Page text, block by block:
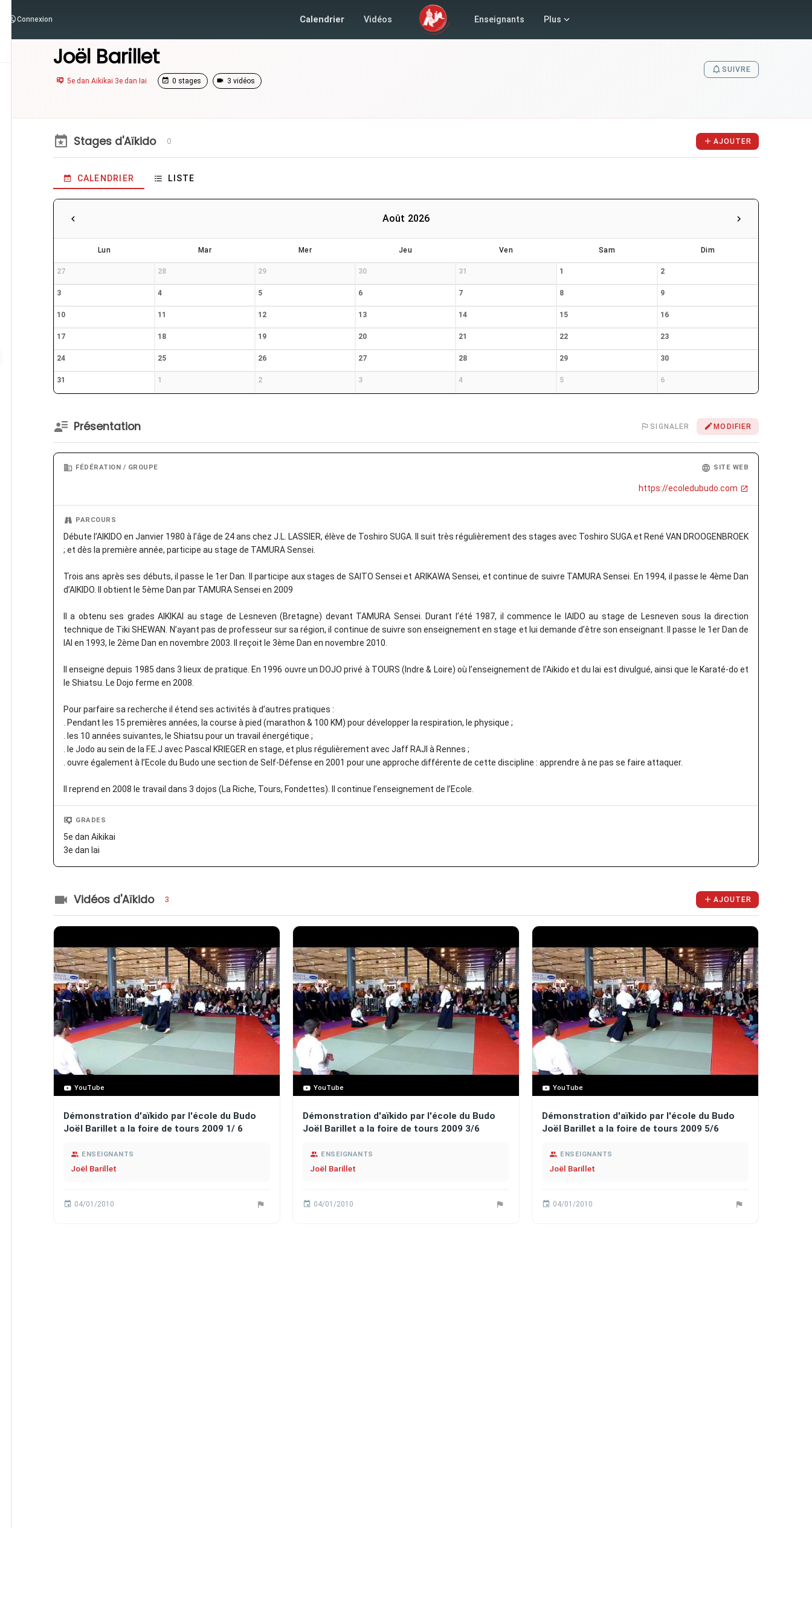
Connexion Calendrier Vidéos Enseignants Plus
Joël Barillet
5e dan Aikikai 3e dan Iai 0 stages 3 vidéos
SUIVRE
Stages d'Aïkido 0 AJOUTER
CALENDRIER LISTE
Août 2026
Lun Mar Mer Jeu Ven Sam Dim
27 28 29 30 31 1 2
3 4 5 6 7 8 9
10 11 12 13 14 15 16
17 18 19 20 21 22 23
24 25 26 27 28 29 30
31 1 2 3 4 5 6
Présentation SIGNALER MODIFIER
FÉDÉRATION / GROUPE SITE WEB
https://ecoledubudo.com
PARCOURS
Débute l’AIKIDO en Janvier 1980 à l’âge de 24 ans chez J.L. LASSIER, élève de Toshiro SUGA. Il suit très régulièrement des stages avec Toshiro SUGA et René VAN DROOGENBROEK
; et dès la première année, participe au stage de TAMURA Sensei.
Trois ans après ses débuts, il passe le 1er Dan. Il participe aux stages de SAITO Sensei et ARIKAWA Sensei, et continue de suivre TAMURA Sensei. En 1994, il passe le 4ème Dan
d’AIKIDO. Il obtient le 5ème Dan par TAMURA Sensei en 2009
Il a obtenu ses grades AIKIKAI au stage de Lesneven (Bretagne) devant TAMURA Sensei. Durant l’été 1987, il commence le IAIDO au stage de Lesneven sous la direction
technique de Tiki SHEWAN. N’ayant pas de professeur sur sa région, il continue de suivre son enseignement en stage et lui demande d’être son enseignant. Il passe le 1er Dan de
IAI en 1993, le 2ème Dan en novembre 2003. Il reçoit le 3ème Dan en novembre 2010.
Il enseigne depuis 1985 dans 3 lieux de pratique. En 1996 ouvre un DOJO privé à TOURS (Indre & Loire) où l’enseignement de l’Aikido et du Iai est divulgué, ainsi que le Karaté-do et
le Shiatsu. Le Dojo ferme en 2008.
Pour parfaire sa recherche il étend ses activités à d’autres pratiques :
. Pendant les 15 premières années, la course à pied (marathon & 100 KM) pour développer la respiration, le physique ;
. les 10 années suivantes, le Shiatsu pour un travail énergétique ;
. le Jodo au sein de la F.E.J avec Pascal KRIEGER en stage, et plus régulièrement avec Jaff RAJI à Rennes ;
. ouvre également à l’Ecole du Budo une section de Self-Défense en 2001 pour une approche différente de cette discipline : apprendre à ne pas se faire attaquer.
Il reprend en 2008 le travail dans 3 dojos (La Riche, Tours, Fondettes). Il continue l’enseignement de l’Ecole.
GRADES
5e dan Aikikai
3e dan Iai
Vidéos d'Aïkido 3 AJOUTER
YouTube
Démonstration d'aïkido par l'école du Budo
Joël Barillet a la foire de tours 2009 1/ 6
ENSEIGNANTS
Joël Barillet
04/01/2010
YouTube
Démonstration d'aïkido par l'école du Budo
Joël Barillet a la foire de tours 2009 3/6
ENSEIGNANTS
Joël Barillet
04/01/2010
YouTube
Démonstration d'aïkido par l'école du Budo
Joël Barillet a la foire de tours 2009 5/6
ENSEIGNANTS
Joël Barillet
04/01/2010